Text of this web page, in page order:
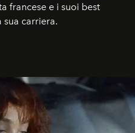
francese e i suoi best
sua carriera.